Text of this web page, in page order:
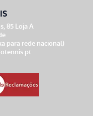
85 Loja A
para rede nacional)